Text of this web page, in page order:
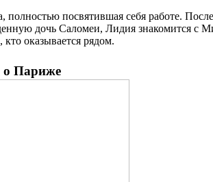
посвятившая себя работе.
дочь Саломеи, Лидия знакомится с
оказывается рядом.
о Париже